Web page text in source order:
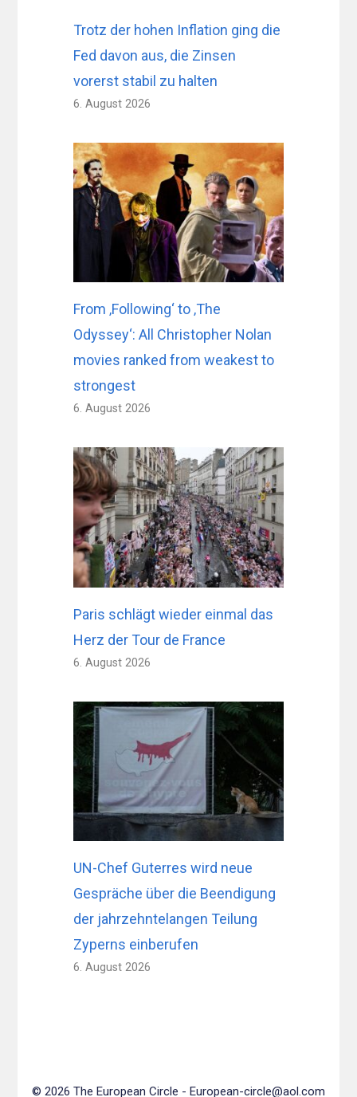
Trotz der hohen Inflation ging die
Fed davon aus, die Zinsen
vorerst stabil zu halten
6. August 2026
From ‚Following‘ to ‚The
Odyssey‘: All Christopher Nolan
movies ranked from weakest to
strongest
6. August 2026
Paris schlägt wieder einmal das
Herz der Tour de France
6. August 2026
UN-Chef Guterres wird neue
Gespräche über die Beendigung
der jahrzehntelangen Teilung
Zyperns einberufen
6. August 2026
© 2026 The European Circle - European-circle@aol.com